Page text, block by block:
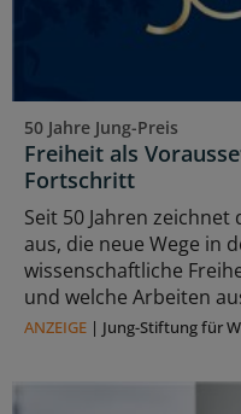
50 Jahre Jung-Preis
Freiheit als
Fortschritt
Seit 50 Jahren
aus, die neue Wege in
wissenschaftliche
und welche Arbeiten
ANZEIGE | Jung-Stiftung für